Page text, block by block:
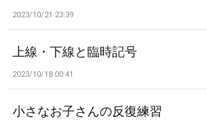
2023/10/21 23:39
上線・下線と臨時記号
2023/10/18 00:41
小さなお子さんの反復練習